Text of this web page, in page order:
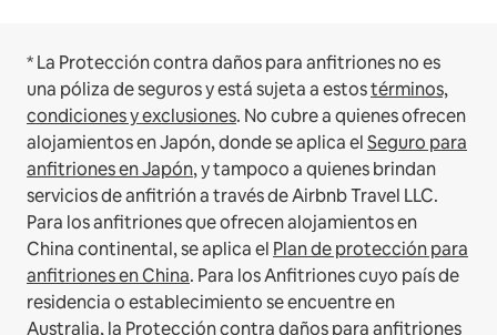
* La Protección contra daños para anfitriones no es
una póliza de seguros y está sujeta a estostérminos,
condiciones y exclusiones. No cubre a quienes ofrecen
alojamientos en Japón, donde se aplica elSeguro para
anfitriones en Japón, y tampoco a quienes brindan
servicios de anfitrión a través de Airbnb Travel LLC.
Para los anfitriones que ofrecen alojamientos en
China continental, se aplica el Plan de protección para
anfitriones en China. Para los Anfitriones cuyo país de
residencia o establecimiento se encuentre en
Australia, la Protección contra daños para anfitriones